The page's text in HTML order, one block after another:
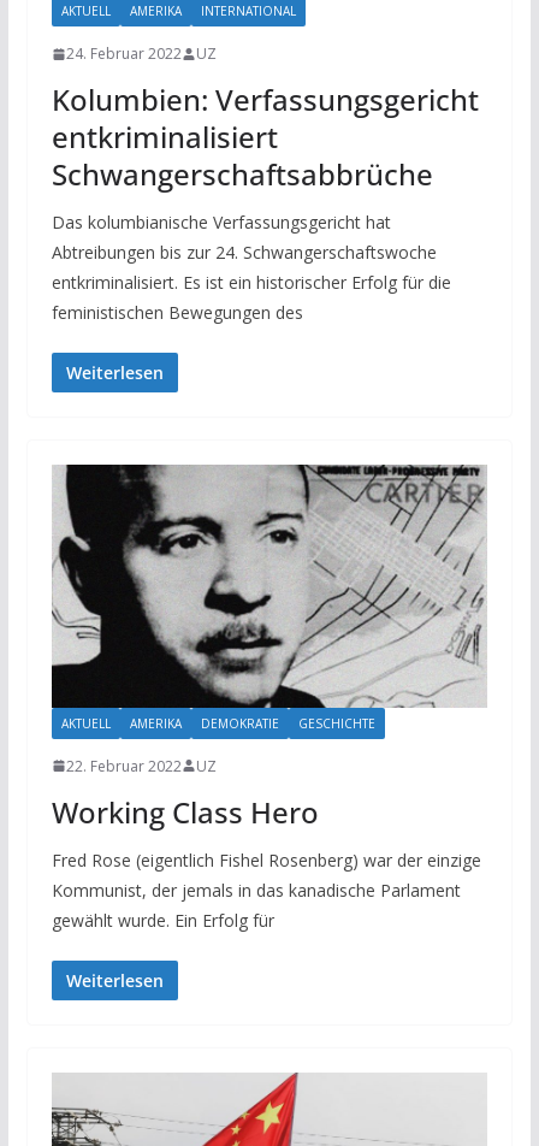
AKTUELL AMERIKA INTERNATIONAL
24. Februar 2022 UZ
Kolumbien: Verfassungsgericht
entkriminalisiert
Schwangerschaftsabbrüche
Das kolumbianische Verfassungsgericht hat
Abtreibungen bis zur 24. Schwangerschaftswoche
entkriminalisiert. Es ist ein historischer Erfolg für die
feministischen Bewegungen des
Weiterlesen
AKTUELL AMERIKA DEMOKRATIE GESCHICHTE
22. Februar 2022 UZ
Working Class Hero
Fred Rose (eigentlich Fishel Rosenberg) war der einzige
Kommunist, der jemals in das kanadische Parlament
gewählt wurde. Ein Erfolg für
Weiterlesen